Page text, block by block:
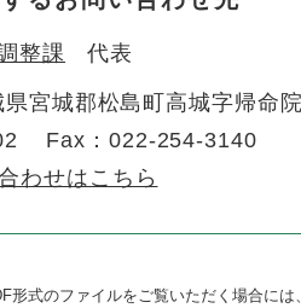
整課 代表
県宮城郡松島町高城字帰命
Fax：022-254-3140
わせはこちら
形式のファイルをご覧いただく場合には